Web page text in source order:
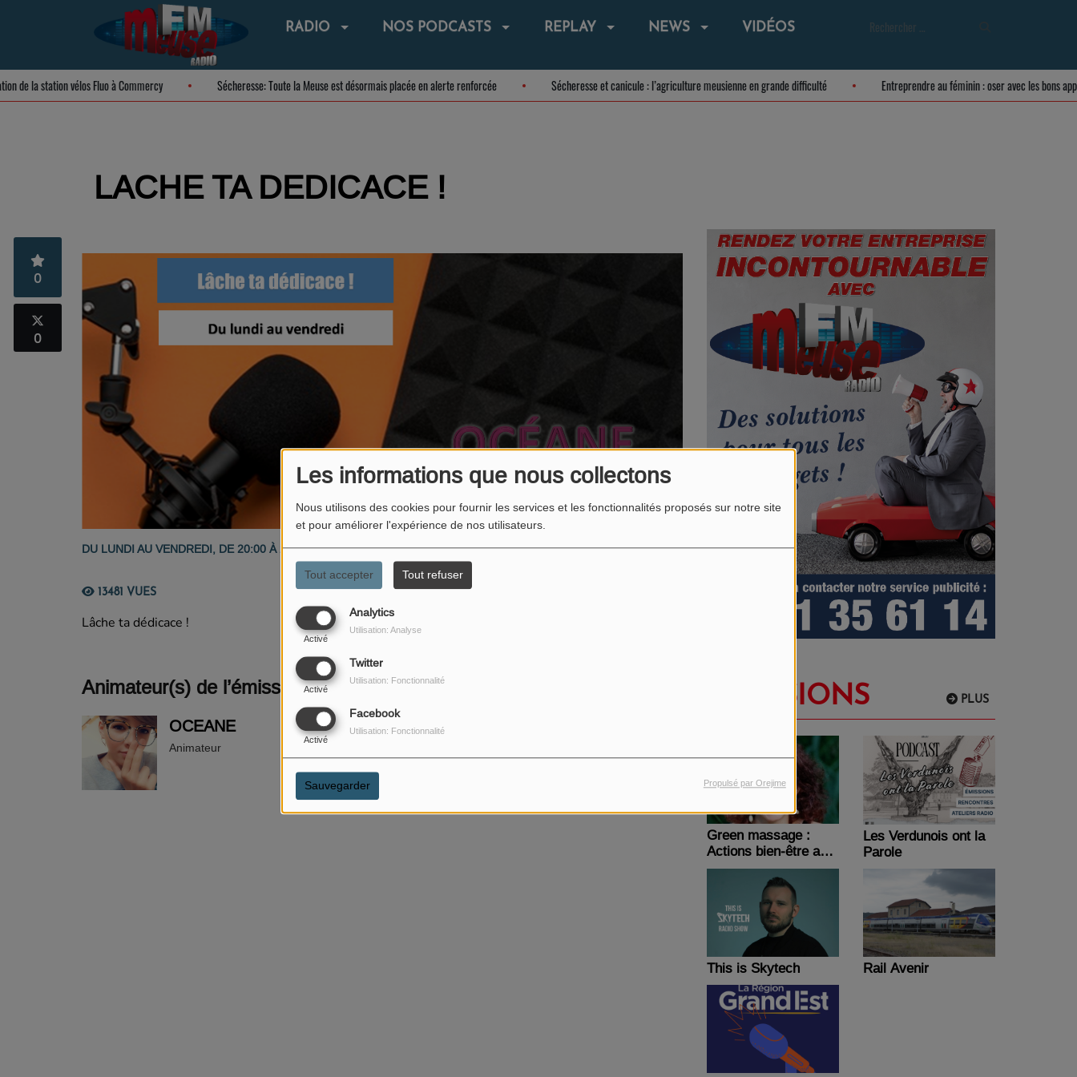
Les informations que nous collectons
Nous utilisons des cookies pour fournir les services et les fonctionnalités proposés sur notre site
et pour améliorer l'expérience de nos utilisateurs.
Tout accepter Tout refuser
Analytics
Activé
Utilisation: Analyse
Twitter
Activé
Utilisation: Fonctionnalité
Facebook
Activé
Utilisation: Fonctionnalité
Sauvegarder Propulsé par Orejime
RADIO NOS PODCASTS REPLAY NEWS VIDÉOS
de la station vélos Fluo à Commercy Sécheresse: Toute la Meuse est désormais placée en alerte renforcée Sécheresse et canicule : l’agriculture meusienne en grande difficulté Entreprendre au féminin : oser avec les
LACHE TA DEDICACE !
0
0
DU LUNDI AU VENDREDI, DE 20:00 À 22:00
13481 VUES
Lâche ta dédicace !
Animateur(s) de l’émission
OCEANE
Animateur
PLUS
EMISSIONS
Green massage :
Actions bien-être au
travail
Les Verdunois ont la
Parole
This is Skytech Rail Avenir